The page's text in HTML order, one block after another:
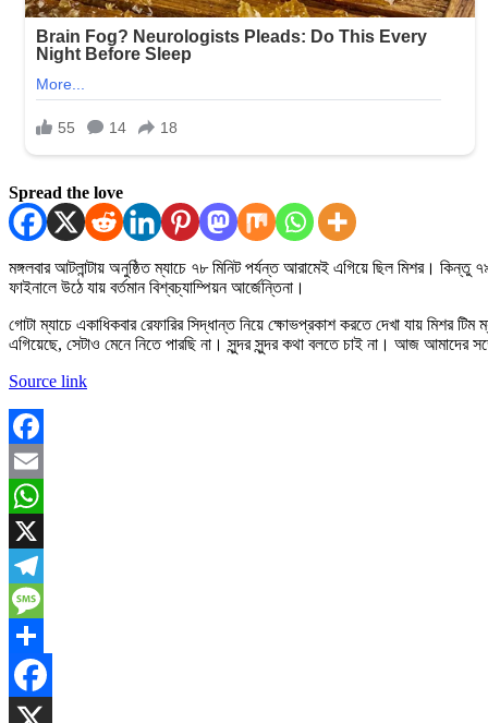
Spread the love
মঙ্গলবার আটলান্টায় অনুষ্ঠিত ম্যাচে ৭৮ মিনিট পর্যন্ত আরামেই এগিয়ে ছিল মিশর।
ফাইনালে উঠে যায় বর্তমান বিশ্বচ্যাম্পিয়ন আর্জেন্তিনা।
গোটা ম্যাচে একাধিকবার রেফারির সিদ্ধান্ত নিয়ে ক্ষোভপ্রকাশ করতে দেখা যায় মিশর
এগিয়েছে, সেটাও মেনে নিতে পারছি না। সুন্দর সুন্দর কথা বলতে চাই না। আজ আমাদের
Source link
Facebook
Email
WhatsApp
X
Telegram
Message
Share